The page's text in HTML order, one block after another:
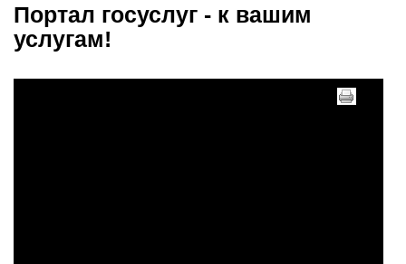
Портал госуслуг - к вашим
услугам!